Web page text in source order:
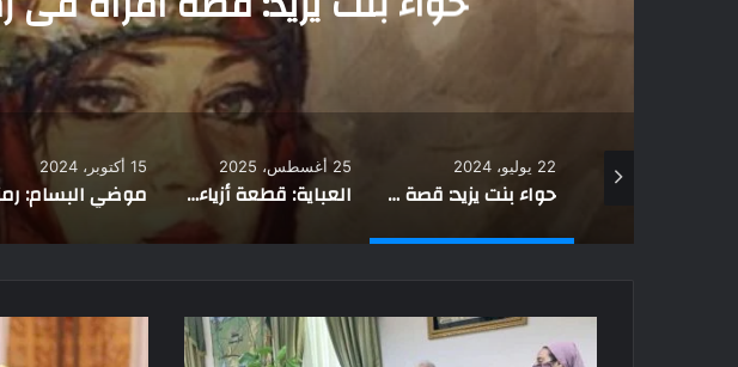
والحداثة
25 أغسطس، 2025
العباية: قطعة أزياء نسائية تجمع بين الأصالة والحداثة
15 أكتوبر، 2024
موضي البسام: رمز المرأة القطرية القوية ودورها في المجتمع القبلي
31 أغسطس، 2023